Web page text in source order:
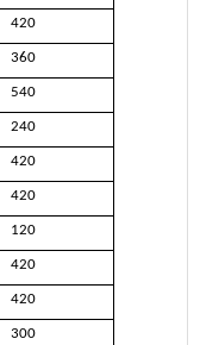
420
360
540
240
420
420
120
420
420
300